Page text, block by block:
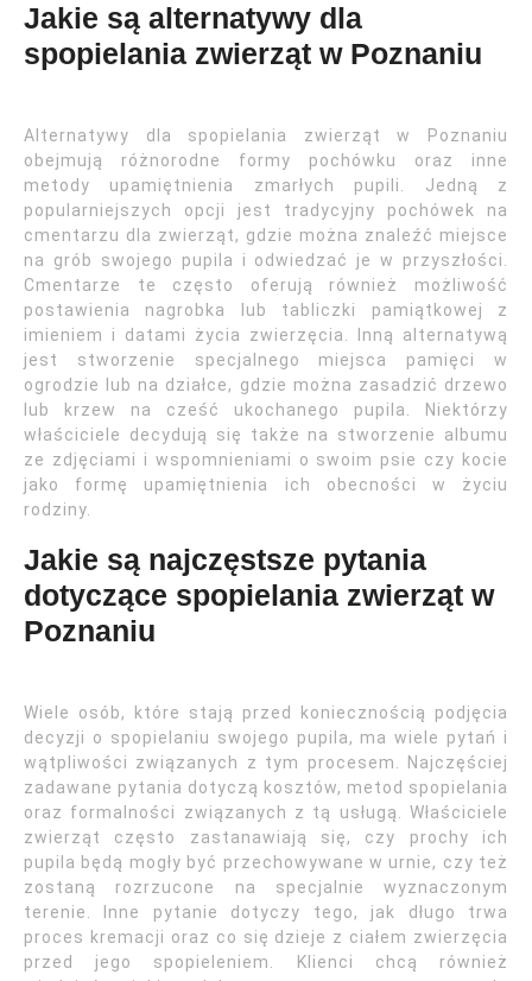
Jakie są alternatywy dla
spopielania zwierząt w Poznaniu
Alternatywy dla spopielania zwierząt w Poznaniu
obejmują różnorodne formy pochówku oraz inne
metody upamiętnienia zmarłych pupili. Jedną z
popularniejszych opcji jest tradycyjny pochówek na
cmentarzu dla zwierząt, gdzie można znaleźć miejsce
na grób swojego pupila i odwiedzać je w przyszłości.
Cmentarze te często oferują również możliwość
postawienia nagrobka lub tabliczki pamiątkowej z
imieniem i datami życia zwierzęcia. Inną alternatywą
jest stworzenie specjalnego miejsca pamięci w
ogrodzie lub na działce, gdzie można zasadzić drzewo
lub krzew na cześć ukochanego pupila. Niektórzy
właściciele decydują się także na stworzenie albumu
ze zdjęciami i wspomnieniami o swoim psie czy kocie
jako formę upamiętnienia ich obecności w życiu
rodziny.
Jakie są najczęstsze pytania
dotyczące spopielania zwierząt w
Poznaniu
Wiele osób, które stają przed koniecznością podjęcia
decyzji o spopielaniu swojego pupila, ma wiele pytań i
wątpliwości związanych z tym procesem. Najczęściej
zadawane pytania dotyczą kosztów, metod spopielania
oraz formalności związanych z tą usługą. Właściciele
zwierząt często zastanawiają się, czy prochy ich
pupila będą mogły być przechowywane w urnie, czy też
zostaną rozrzucone na specjalnie wyznaczonym
terenie. Inne pytanie dotyczy tego, jak długo trwa
proces kremacji oraz co się dzieje z ciałem zwierzęcia
przed jego spopieleniem. Klienci chcą również